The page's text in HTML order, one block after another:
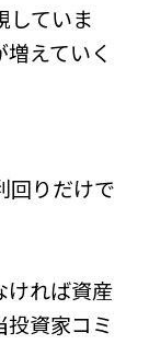
していま
えていく
回りだけで
ければ資産
投資家コミ